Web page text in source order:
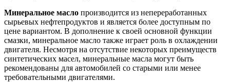
Минеральное масло производится из непереработанных
сырьевых нефтепродуктов и является более доступным по
цене вариантом. В дополнение к своей основной функции
смазки, минеральное масло также играет роль в охлаждении
двигателя. Несмотря на отсутствие некоторых преимуществ
синтетических масел, минеральные масла могут быть
рекомендованы для автомобилей со старыми или менее
требовательными двигателями.